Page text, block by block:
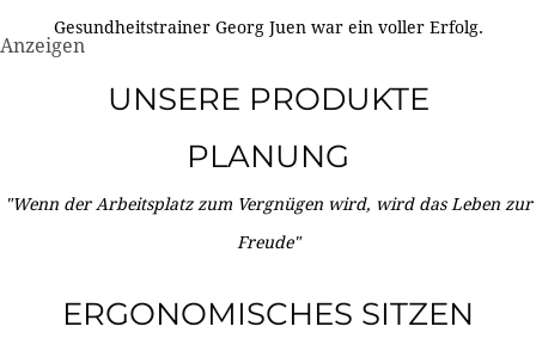
Gesundheitstrainer Georg Juen war ein voller Erfolg.
Anzeigen
UNSERE PRODUKTE
PLANUNG
"Wenn der Arbeitsplatz zum Vergnügen wird, wird das Leben zur
Freude"
ERGONOMISCHES SITZEN